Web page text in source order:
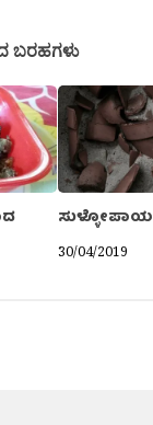
ಬರಹಗಳು
ಸುಳ್ಳೋಪಾಯ
30/04/2019